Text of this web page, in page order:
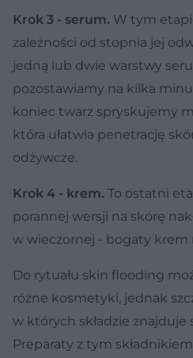
Krok 3 - serum. W tym
zależności od stopnia jej
jedną lub dwie warstwy
pozostawiamy na kilka
koniec twarz spryskujemy
która ułatwia penetrację
odżywcze.
Krok 4 - krem. To ostatni
porannej wersji na skórę
w wieczornej - bogaty krem
Do rytuału skin flooding
różne kosmetyki, jednak
w których składzie znajduje
Preparaty z tym